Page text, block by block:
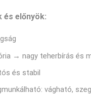
és előnyök:
→ nagy teherbírás és
és stabil
vágható,